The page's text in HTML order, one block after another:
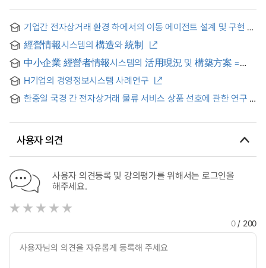
기업간 전자상거래 환경 하에서의 이동 에이전트 설계 및 구현 =
Design and Implementation of Mobile Agent in B2B
Electronic Commerce
經營情報시스템의 構造와 統制
中小企業 經營者情報시스템의 活用現況 및 構築方案 =
Small & Medium Sized Firms : DAEIS
H기업의 경영정보시스템 사례연구
한중일 국경 간 전자상거래 물류 서비스 상품 선호에 관한 연구
사용자 의견
사용자 의견등록 및 강의평가를 위해서는 로그인을
해주세요.
0/ 200